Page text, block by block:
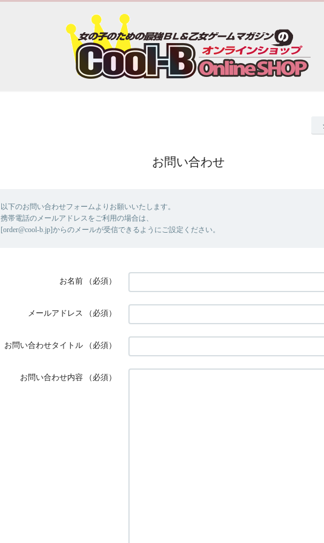
お問い合わせ
以下のお問い合わせフォームよりお願いいたします。
携帯電話のメールアドレスをご利用の場合は、
[order@cool-b.jp]からのメールが受信できるようにご設定ください。
お名前 （必須）
メールアドレス （必須）
お問い合わせタイトル （必須）
お問い合わせ内容 （必須）